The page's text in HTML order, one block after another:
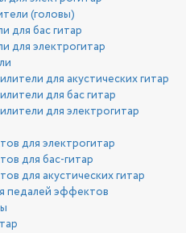
(головы)
для бас гитар
для электрогитар
для акустических гитар
для бас гитар
для электрогитар
для электрогитар
для бас-гитар
для акустических гитар
педалей эффектов